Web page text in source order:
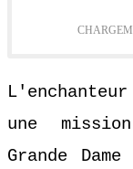
une
Grande